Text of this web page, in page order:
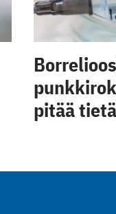
pitää